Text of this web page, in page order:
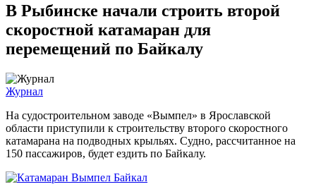
В Рыбинске начали строить второй
скоростной катамаран для
перемещений по Байкалу
Журнал
На судостроительном заводе «Вымпел» в Ярославской
области приступили к строительству второго скоростного
катамарана на подводных крыльях. Судно, рассчитанное на
150 пассажиров, будет ездить по Байкалу.